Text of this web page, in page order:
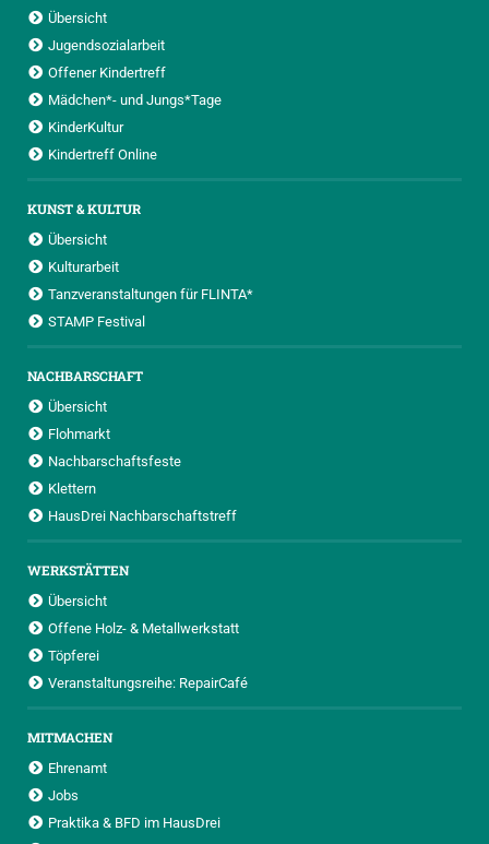
Übersicht
Jugendsozialarbeit
Offener Kindertreff
Mädchen*- und Jungs*Tage
KinderKultur
Kindertreff Online
KUNST & KULTUR
Übersicht
Kulturarbeit
Tanzveranstaltungen für FLINTA*
STAMP Festival
NACHBARSCHAFT
Übersicht
Flohmarkt
Nachbarschaftsfeste
Klettern
HausDrei Nachbarschaftstreff
WERKSTÄTTEN
Übersicht
Offene Holz- & Metallwerkstatt
Töpferei
Veranstaltungsreihe: RepairCafé
MITMACHEN
Ehrenamt
Jobs
Praktika & BFD im HausDrei